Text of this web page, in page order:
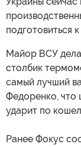
подготовиться
Майор ВСУ
столбик
самый лучший
Федоренко, что
ударит по
Ранее Фокус